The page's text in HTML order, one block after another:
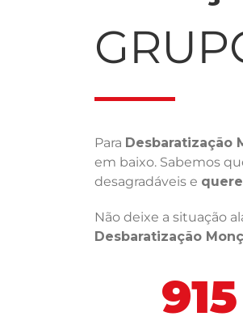
Para Desbaratização
em baixo. Sabemos
desagradáveis e
Não deixe a situação
Desbaratização